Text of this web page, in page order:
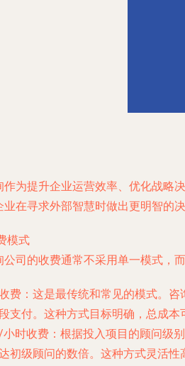
作为提升企业运营效率、优化战略
在寻求外部智慧时做出更明智的决
模式
司的收费通常不采用单一模式，
费 ：这是最传统和常见的模式。
支付。这种方式目标明确，总成
时收费 ：根据投入项目的顾问级
初级顾问的数倍。这种方式灵活